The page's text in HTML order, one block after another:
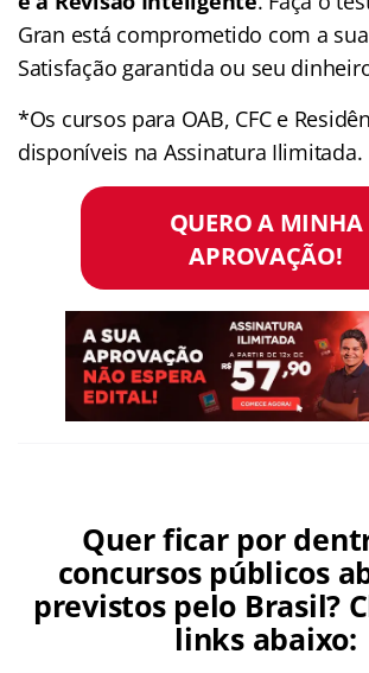
Gran está comprometido com a
Satisfação garantida ou seu
*Os cursos para OAB, CFC e
disponíveis na Assinatura Ilimitada.
QUERO A MINHA
APROVAÇÃO!
Quer ficar por
concursos públicos
previstos pelo Brasil?
links abaixo: